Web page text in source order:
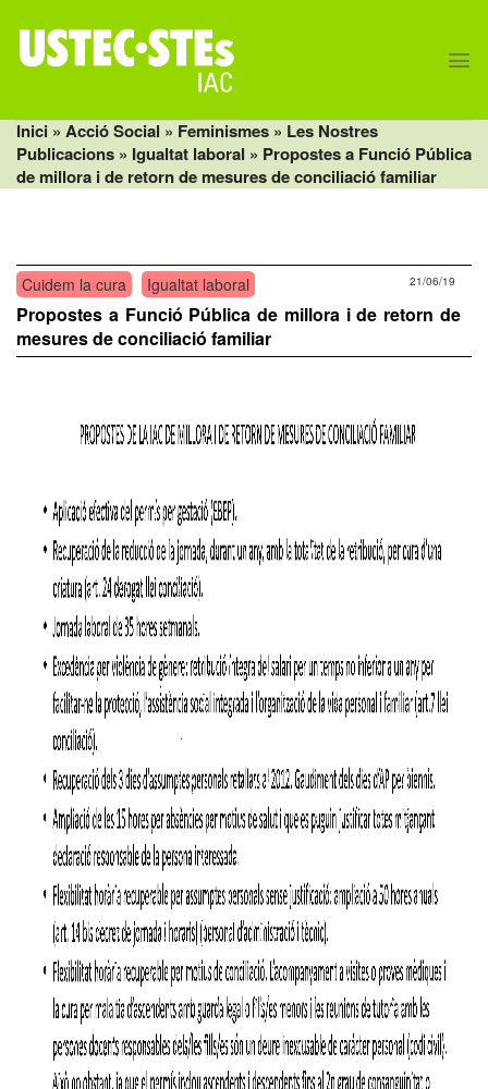
content
Inici » Acció Social » Feminismes » Les Nostres
Publicacions » Igualtat laboral » Propostes a Funció Pública
de millora i de retorn de mesures de conciliació familiar
Cuidem la cura Igualtat laboral 21/06/19
Propostes a Funció Pública de millora i de retorn de
mesures de conciliació familiar